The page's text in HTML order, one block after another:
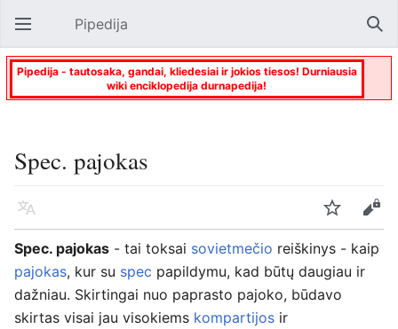
Atverti pagrindinį meniu Pipedija
Pipedija - tautosaka, gandai, kliedesiai ir jokios tiesos! Durniausia
wiki enciklopedija durnapedija!
Spec. pajokas
Kalba Stebėti
Keisti
Spec. pajokas - tai toksai sovietmečio reiškinys - kaip
pajokas, kur su spec papildymu, kad būtų daugiau ir
dažniau. Skirtingai nuo paprasto pajoko, būdavo
skirtas visai jau visokiems kompartijos ir